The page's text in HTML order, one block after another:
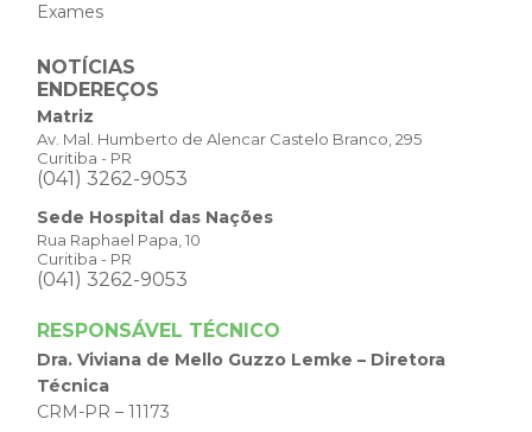
Exames
NOTÍCIAS
ENDEREÇOS
Matriz
Av. Mal. Humberto de Alencar Castelo Branco, 295
Curitiba - PR
(041) 3262-9053
Sede Hospital das Nações
Rua Raphael Papa, 10
Curitiba - PR
(041) 3262-9053
RESPONSÁVEL TÉCNICO
Dra. Viviana de Mello Guzzo Lemke – Diretora
Técnica
CRM-PR – 11173